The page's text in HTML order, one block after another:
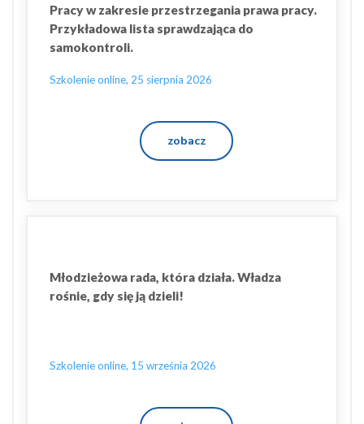
Pracy w zakresie przestrzegania prawa pracy.
Przykładowa lista sprawdzająca do
samokontroli.
Szkolenie online, 25 sierpnia 2026
zobacz
Młodzieżowa rada, która działa. Władza
rośnie, gdy się ją dzieli!
Szkolenie online, 15 września 2026